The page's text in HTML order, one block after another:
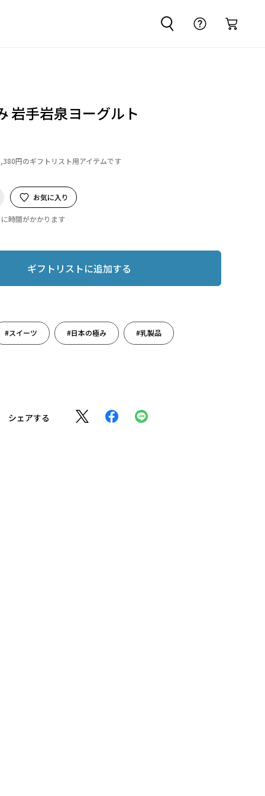
岩手岩泉ヨーグルト
円のギフトリスト用アイテムです
お気に入り
時間がかかります
ギフトリストに追加する
#スイーツ #日本の極み #乳製品
シェアする